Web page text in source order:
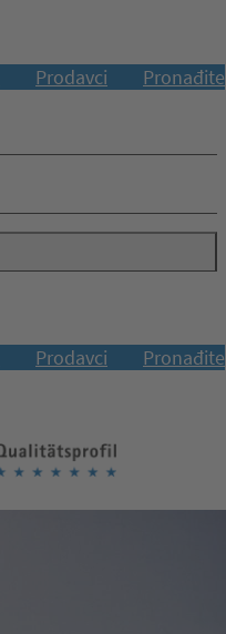
Prodavci
Pronađite
Prodavci
Pronađite